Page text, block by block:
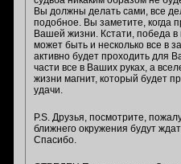
Вы должны делать сами, все
подобное. Вы заметите, когда
Вашей жизни. Кстати, победа
может быть и несколько все в
активно будет проходить для
части все в Ваших руках, а
жизни магнит, который будет
удачи.
P.S. Друзья, посмотрите,
ближнего окружения будут
Спасибо.